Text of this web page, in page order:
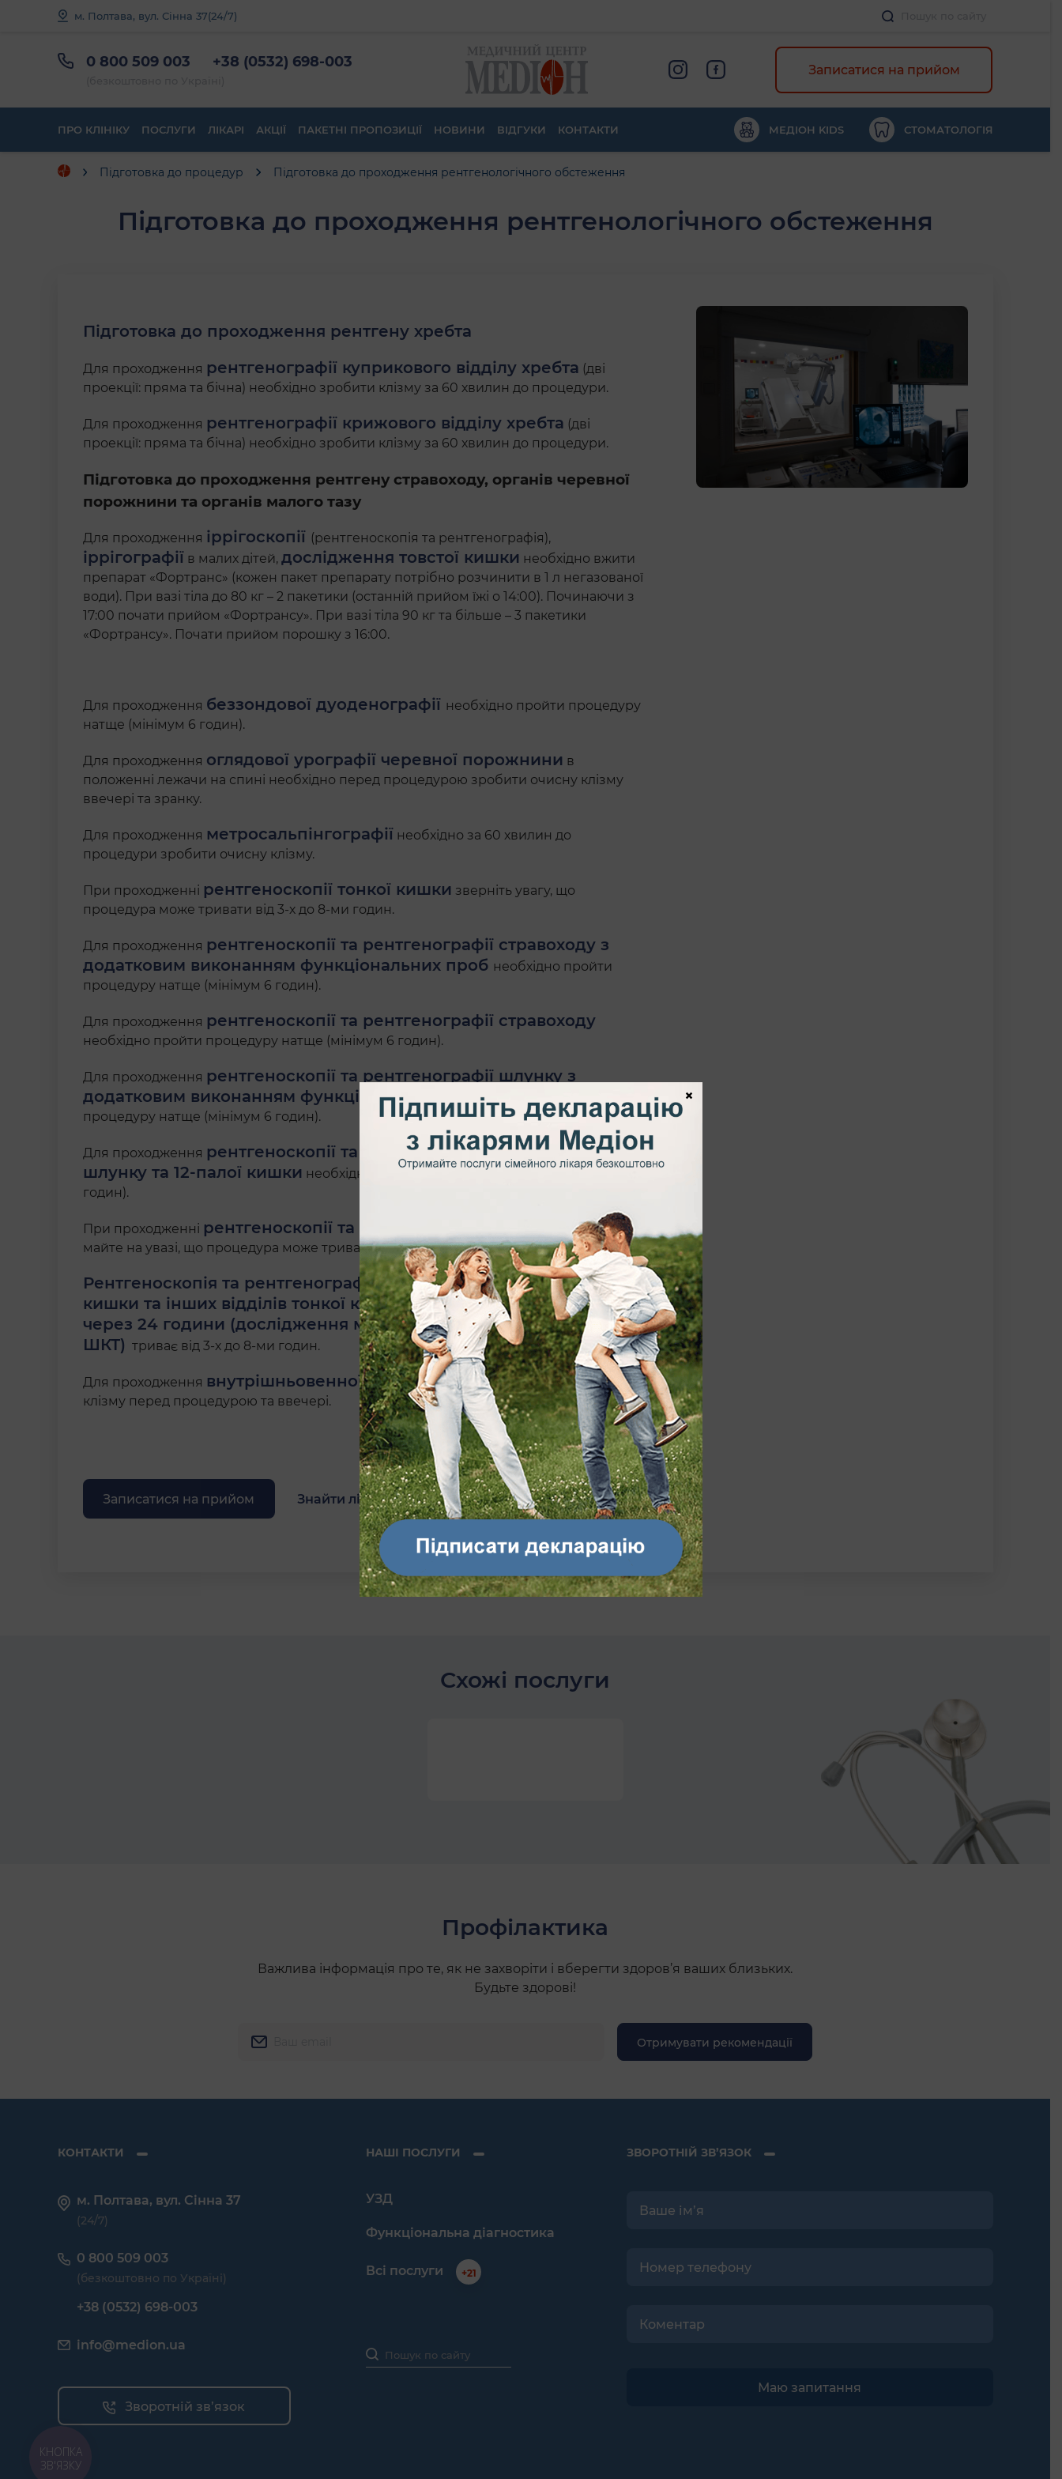
м. Полтава, вул. Сінна 37(24/7)
0 800 509 003 +38 (0532) 698-003 Записатися на прийом
ПРО КЛІНІКУ ПОСЛУГИ ЛІКАРІ АКЦІЇ ПАКЕТНІ ПРОПОЗИЦІЇ НОВИНИ ВІДГУКИ КОНТАКТИ МЕДІОН KIDS СТОМАТОЛОГІЯ
Підготовка до процедур Підготовка до проходження рентгенологічного обстеження
Підготовка до проходження рентгенологічного обстеження
Підготовка до проходження рентгену хребта
Для проходження рентгенографії куприкового відділу хребта (дві
проекції: пряма та бічна) необхідно зробити клізму за 60 хвилин до процедури.
Для проходження рентгенографії крижового відділу хребта (дві
проекції: пряма та бічна) необхідно зробити клізму за 60 хвилин до процедури.
Підготовка до проходження рентгену стравоходу, органів черевної
порожнини та органів малого тазу
Для проходження іррігоскопії (рентгеноскопія та рентгенографія),
іррігографії в малих дітей, дослідження товстої кишки необхідно вжити
препарат «Фортранс» (кожен пакет препарату потрібно розчинити в 1 л негазованої
води). При вазі тіла до 80 кг – 2 пакетики (останній прийом їжі о 14:00). Починаючи з
17:00 почати прийом «Фортрансу». При вазі тіла 90 кг та більше – 3 пакетики
«Фортрансу». Почати прийом порошку з 16:00.
Для проходження беззондової дуоденографії необхідно пройти процедуру
натще (мінімум 6 годин).
Для проходження оглядової урографії черевної порожнини в
положенні лежачи на спині необхідно перед процедурою зробити очисну клізму
ввечері та зранку.
Для проходження метросальпінгографії необхідно за 60 хвилин до
процедури зробити очисну клізму.
При проходженні рентгеноскопії тонкої кишки зверніть увагу, що
процедура може тривати від 3-х до 8-ми годин.
Для проходження рентгеноскопії та рентгенографії стравоходу з
додатковим виконанням функціональних проб необхідно пройти
процедуру натще (мінімум 6 годин).
Для проходження рентгеноскопії та рентгенографії стравоходу
необхідно пройти процедуру натще (мінімум 6 годин).
Для проходження рентгеноскопії та рентгенографії шлунку з
додатковим виконанням функціональних проб
процедуру натще (мінімум 6 годин).
Для проходження рентгеноскопії та рентгенографії стравоходу,
шлунку та 12-палої кишки необхідно пройти процедуру натще (мінімум 6
годин).
При проходженні рентгеноскопії та рентгенографії тонкої кишки
майте на увазі, що процедура може тривати від 3-х до 8-ми годин.
Рентгеноскопія та рентгенографія стравоходу, шлунка, 12-палої
кишки та інших відділів тонкої кишки з оглядом товстої кишки
через 24 години (дослідження моторно-евакуаторної здатності
ШКТ) триває від 3-х до 8-ми годин.
Для проходження внутрішньовенної урографіїнеобхідно зробити очисну
клізму перед процедурою та ввечері.
Записатися на прийом Знайти лікаря
Схожі послуги
Профілактика
Важлива інформація про те, як не захворіти і вберегти здоров’я ваших близьких.
Будьте здорові!
КОНТАКТИ
м. Полтава, вул. Сінна 37
(24/7)
0 800 509 003
(безкоштовно по Україні)
+38 (0532) 698-003
info@medion.ua
Зворотній зв’язок
НАШІ ПОСЛУГИ
УЗД
Функціональна діагностика
Всі послуги +21
ЗВОРОТНІЙ ЗВ’ЯЗОК
×
КНОПКА
ЗВ'ЯЗКУ